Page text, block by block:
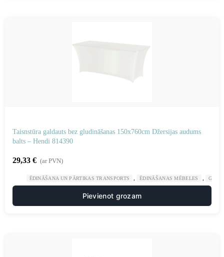
Taisnstūra galdauts bez gludināšanas 150x760cm Džersijas audums
balts – Hendi 814390
29,33 € (ar PVN)
ĒDINĀŠANA UN PĀRTIKAS TRANSPORTS ĒDINĀŠANAS MĒBELES
Pievienot grozam